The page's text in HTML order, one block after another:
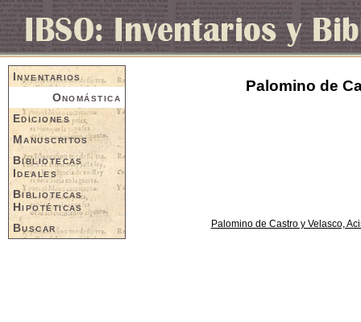
Inventarios
Onomástica
Ediciones
Manuscritos
Bibliotecas
Ideales
Bibliotecas
Hipotéticas
Buscar
Palomino de
Palomino de Castro y Velasco,